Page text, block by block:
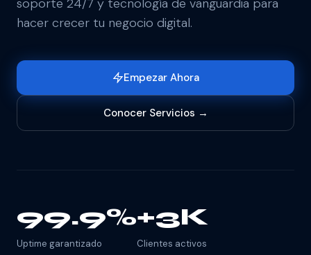
soporte 24/7 y tecnología de vanguardia para
hacer crecer tu negocio digital.
Empezar Ahora
Conocer Servicios →
99.9%
Uptime garantizado
+3K
Clientes activos